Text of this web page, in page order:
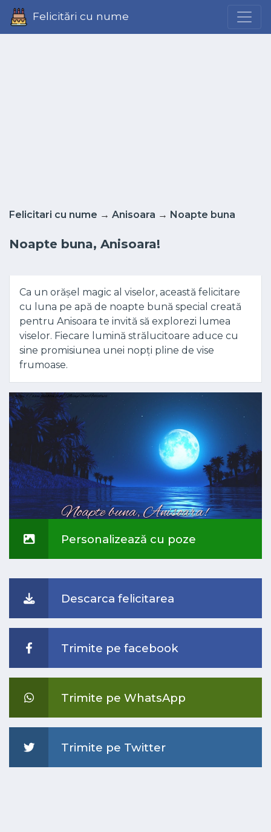
Felicitări cu nume
Felicitari cu nume → Anisoara → Noapte buna
Noapte buna, Anisoara!
Ca un orășel magic al viselor, această felicitare
cu luna pe apă de noapte bună special creată
pentru Anisoara te invită să explorezi lumea
viselor. Fiecare lumină strălucitoare aduce cu
sine promisiunea unei nopți pline de vise
frumoase.
Personalizează cu poze
Descarca felicitarea
Trimite pe facebook
Trimite pe WhatsApp
Trimite pe Twitter